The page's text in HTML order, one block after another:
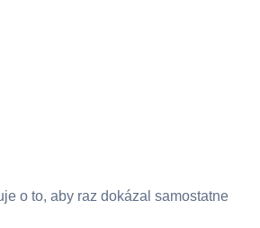
o to, aby raz dokázal samostatne